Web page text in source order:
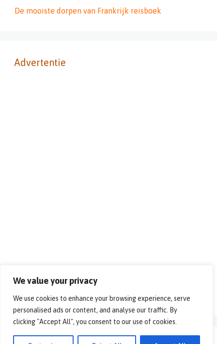
We value your privacy
We use cookies to enhance your browsing experience, serve
personalised ads or content, and analyse our traffic. By
clicking "Accept All", you consent to our use of cookies.
De mooiste dorpen van Frankrijk reisboek
Advertentie